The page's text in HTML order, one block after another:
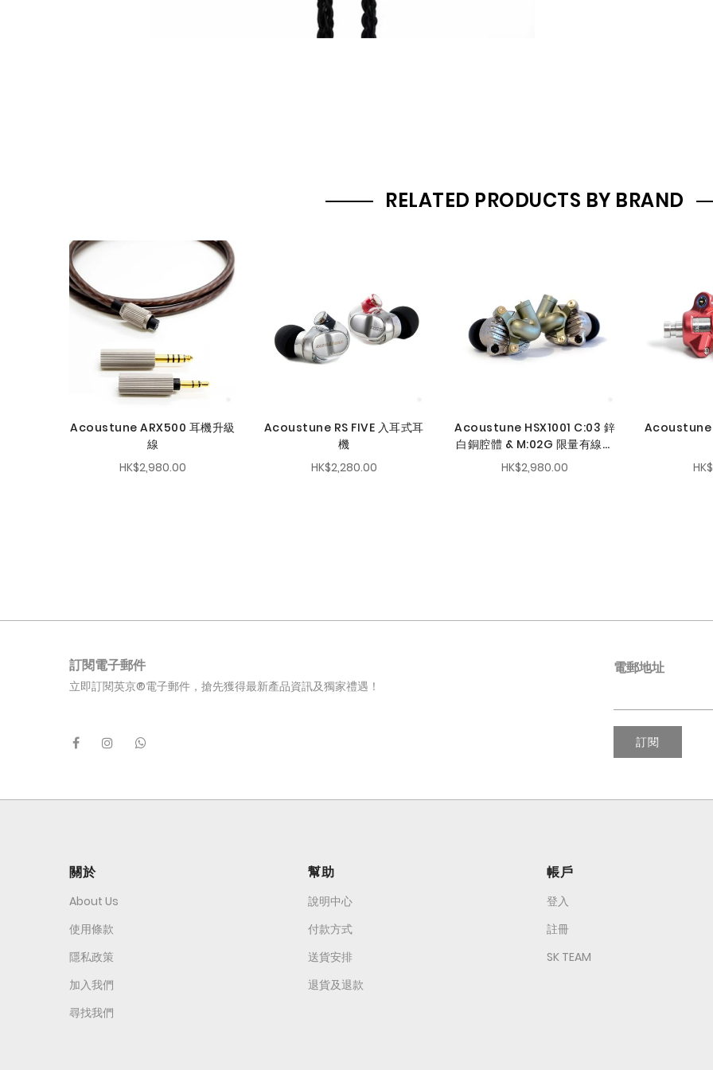
RELATED PRODUCTS BY BRAND
Acoustune ARX500 耳機升級
線
HK$2,980.00
Acoustune RS FIVE 入耳式耳
機
HK$2,280.00
Acoustune HSX1001 C:03 鋅
白銅腔體 & M:02G 限量有線模
組
HK$2,980.00
Acoustune
訂閱電子郵件
立即訂閱英京®電子郵件，搶先獲得最新產品資訊及獨家禮遇！
電郵地址
訂閱
關於
About Us
使用條款
隱私政策
加入我們
尋找我們
幫助
說明中心
付款方式
送貨安排
退貨及退款
帳戶
登入
註冊
SK TEAM